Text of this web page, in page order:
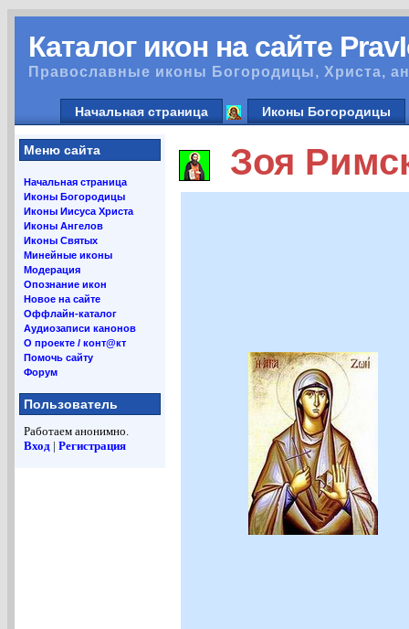
Каталог икон на сайте
Православные иконы Богородицы, Христа,
Начальная страница Иконы Богородицы
Меню сайта
Начальная страница
Иконы Богородицы
Иконы Иисуса Христа
Иконы Ангелов
Иконы Святых
Минейные иконы
Модерация
Опознание икон
Новое на сайте
Оффлайн-каталог
Аудиозаписи канонов
О проекте / конт@кт
Помочь сайту
Форум
Пользователь
Работаем анонимно.
Вход | Регистрация
Зоя